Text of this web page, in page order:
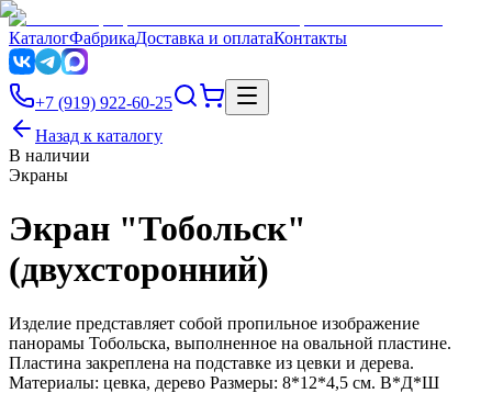
КаталогФабрикаДоставка и оплатаКонтакты
+7 (919) 922-60-25
Назад к каталогу
В наличии
Экраны
Экран "Тобольск"
(двухсторонний)
Изделие представляет собой пропильное изображение
панорамы Тобольска, выполненное на овальной пластине.
Пластина закреплена на подставке из цевки и дерева.
Материалы: цевка, дерево Размеры: 8*12*4,5 см. В*Д*Ш